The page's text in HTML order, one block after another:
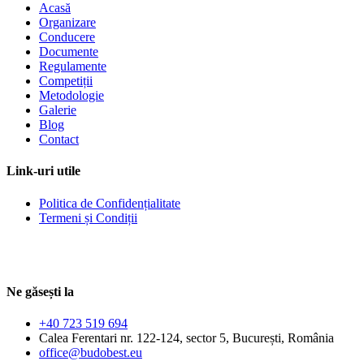
Acasă
Organizare
Conducere
Documente
Regulamente
Competiții
Metodologie
Galerie
Blog
Contact
Link-uri utile
Politica de Confidențialitate
Termeni și Condiții
Ne găsești la
+40 723 519 694
Calea Ferentari nr. 122-124, sector 5, București, România
office@budobest.eu